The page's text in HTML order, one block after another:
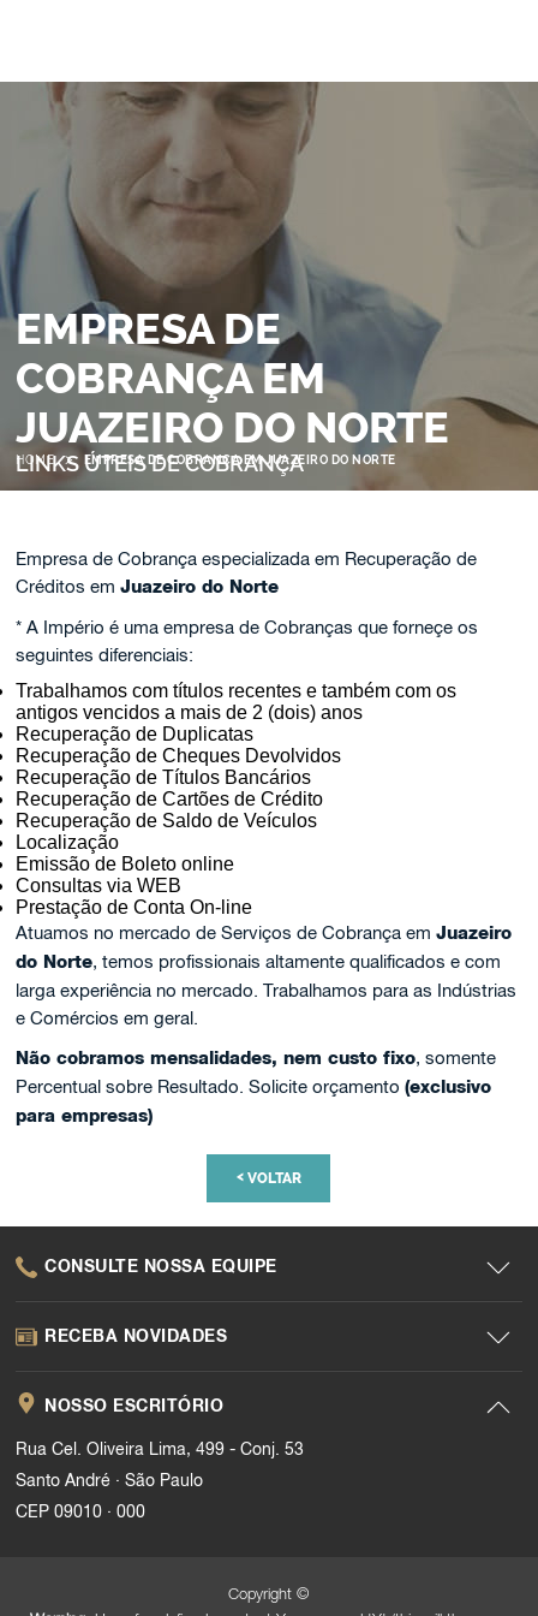
EMPRESA DE
COBRANÇA EM
JUAZEIRO DO NORTE
LINKS ÚTEIS DE COBRANÇA
HOME > EMPRESA DE COBRANÇA EM JUAZEIRO DO NORTE
Empresa de Cobrança especializada em Recuperação de
Créditos emJuazeiro do Norte
* A Império é uma empresa de Cobranças que forneçe os
seguintes diferenciais:
Trabalhamos com títulos recentes e também com os
antigos vencidos a mais de 2 (dois) anos
Recuperação de Duplicatas
Recuperação de Cheques Devolvidos
Recuperação de Títulos Bancários
Recuperação de Cartões de Crédito
Recuperação de Saldo de Veículos
Localização
Emissão de Boleto online
Consultas via WEB
Prestação de Conta On-line
Atuamos no mercado de Serviços de Cobrança emJuazeiro
do Norte, temos profissionais altamente qualificados e com
larga experiência no mercado. Trabalhamos para as Indústrias
e Comércios em geral.
Não cobramos mensalidades, nem custo fixo, somente
Percentual sobre Resultado. Solicite orçamento(exclusivo
para empresas)
<VOLTAR
CONSULTE NOSSA EQUIPE
RECEBA NOVIDADES
NOSSO ESCRITÓRIO
Rua Cel. Oliveira Lima, 499 - Conj. 53
Santo André
São Paulo
CEP 09010
000
Copyright ©